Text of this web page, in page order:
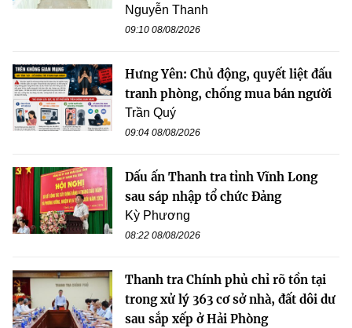
Nguyễn Thanh
09:10 08/08/2026
Hưng Yên: Chủ động, quyết liệt đấu
tranh phòng, chống mua bán người
Trần Quý
09:04 08/08/2026
Dấu ấn Thanh tra tỉnh Vĩnh Long
sau sáp nhập tổ chức Đảng
Kỳ Phương
08:22 08/08/2026
Thanh tra Chính phủ chỉ rõ tồn tại
trong xử lý 363 cơ sở nhà, đất dôi dư
sau sắp xếp ở Hải Phòng